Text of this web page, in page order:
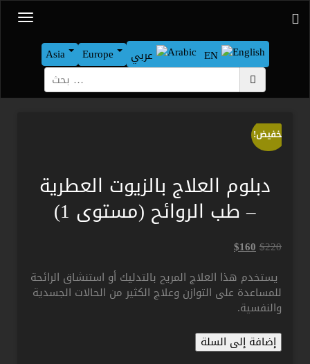
Asia Europe EN
بحث
تخفيض!
دبلوم العلاج بالزيوت العطرية
– طب الروائح (مستوى 1)
$220 السعر
هو:
$220.
$160 السعر
هو:
$160.
يستخدم هذا العلاج المريح بالتدليك أو استنشاق الرائحة
للمساعدة على التوازن وعلاج الكثير من الحالات الجسدية
والنفسية.
كمية
دبلوم
إضافة إلى السلة